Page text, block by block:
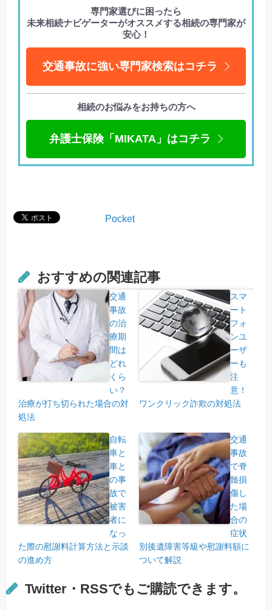
専門家選びに困ったら
未来相続ナビゲーターがオススメする相続の専門家が
安心！
交通事故に強い専門家検索はコチラ
相続のお悩みをお持ちの方へ
弁護士保険「MIKATA」はコチラ
Pocket
おすすめの関連記事
交通
事故
の治
療期
間は
どれ
くら
い？
治療が打ち切られた場合の対
処法
スマ
ート
フォ
ンユ
ーザ
ーも
注
意！
ワンクリック詐欺の対処法
自転
車と
車と
の事
故で
被害
者に
なっ
た際の慰謝料計算方法と示談
の進め方
交通
事故
で脊
髄損
傷し
た場
合の
症状
別後遺障害等級や慰謝料額に
ついて解説
Twitter・RSSでもご購読できます。